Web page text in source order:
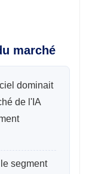
marché
dominait
de l'IA
segment